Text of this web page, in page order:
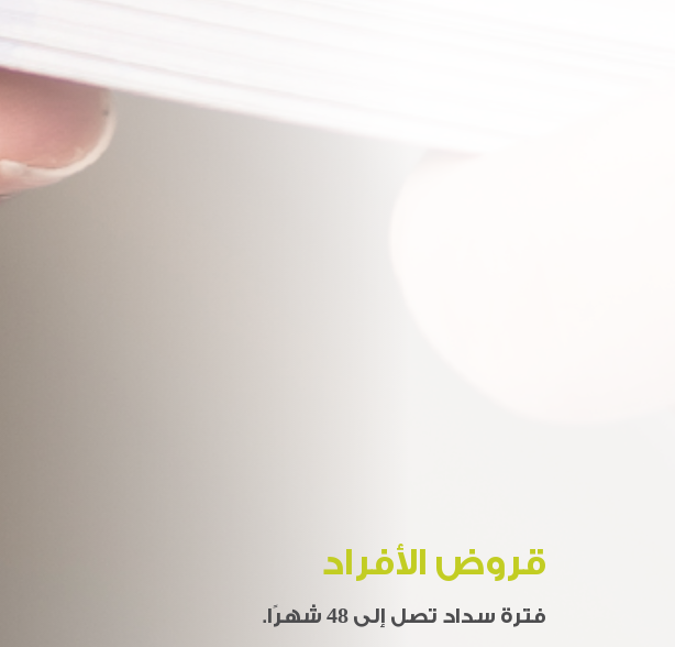
قروض الأفراد
فترة سداد تصل إلى 48 شهرًا.
القروض التجارية / قروض الأعمال
فترة سداد تصل إلى 48 شهرًا.